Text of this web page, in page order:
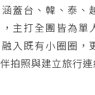
蓋台、韓、泰、
主打全團皆為單
入既有小圈圈，
拍照與建立旅行連